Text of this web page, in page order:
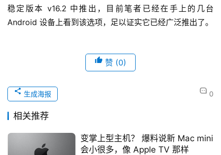
稳定版本 v16.2 中推出，目前笔者已经在手上的几台
Android 设备上看到该选项，足以证实它已经广泛推出了。
赞 (0)
0
生成海报
相关推荐
变掌上型主机？ 爆料说新 Mac mini
会小很多，像 Apple TV 那样